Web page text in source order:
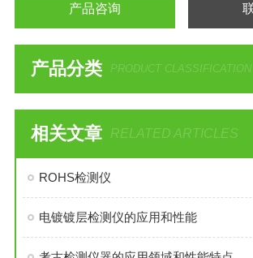
产品咨询
产品分类 PRODUCT CLASSIFICATION
相关文章 RELATED ARTICLES
ROHS检测仪
电镀镀层检测仪的应用和性能